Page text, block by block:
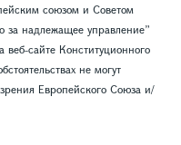
союзом и Советом
за надлежащее управление”
сайте Конституционного
не могут
Европейского Союза и/